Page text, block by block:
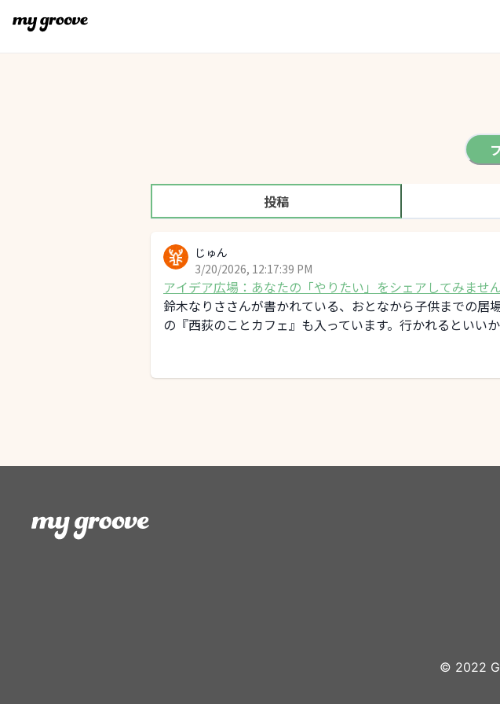
投稿
じゅん
3/20/2026, 12:17:39 PM
アイデア広場：あなたの「やりたい」をシェアしてみませ
鈴木なりささんが書かれている、おとなから子供までの
の『西荻のことカフェ』も入っています。行かれるといいか
©︎ 2022